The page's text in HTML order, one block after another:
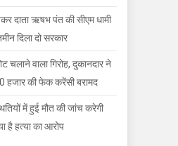
दाता ऋषभ पंत की सीएम धामी
दिला दो सरकार
चलाने वाला गिरोह, दुकानदार ने
हजार की फेक करेंसी बरामद
में हुई मौत की जांच करेगी
है हत्या का आरोप